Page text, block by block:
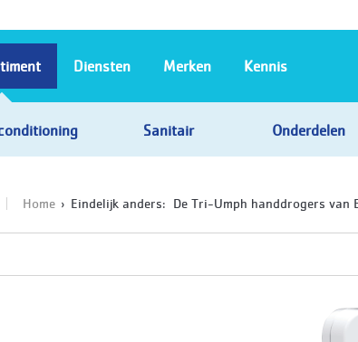
Sanitair Onderdelen
Diensten Merken Kennis
Home Eindelijk anders: De Tri-Umph handdrogers van